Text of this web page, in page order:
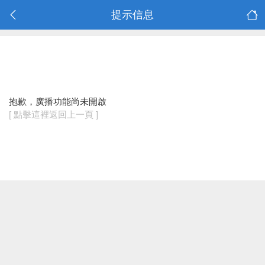
提示信息
抱歉，廣播功能尚未開啟
[ 點擊這裡返回上一頁 ]